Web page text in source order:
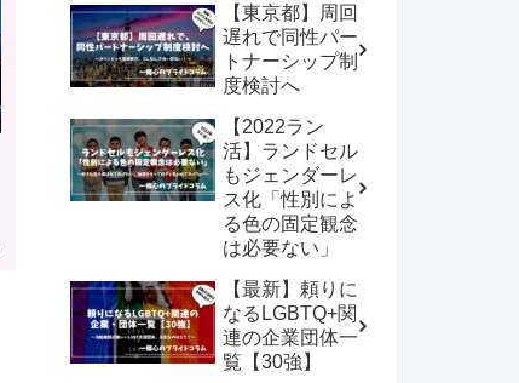
【東京都】周回
遅れで同性パー
トナーシップ制
度検討へ
【2022ラン
活】ランドセル
もジェンダーレ
ス化「性別によ
る色の固定観念
は必要ない」
【最新】頼りに
なるLGBTQ+関
連の企業団体一
覧【30強】